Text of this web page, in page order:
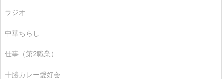
ラジオ
中華ちらし
仕事（第2職業）
十勝カレー愛好会